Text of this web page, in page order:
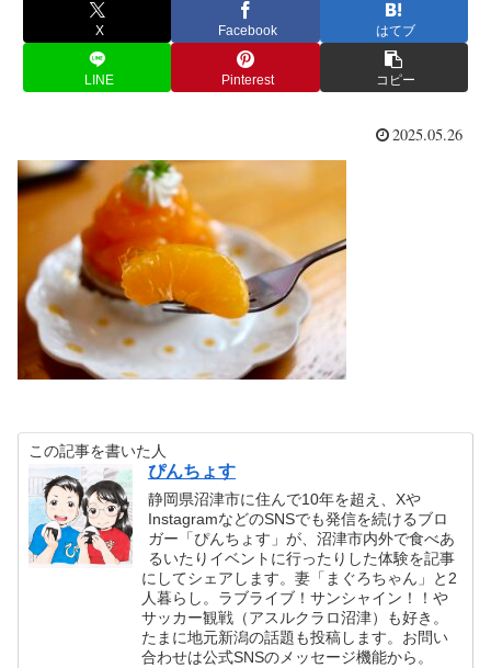
X Facebook はてブ
LINE Pinterest コピー
2025.05.26
この記事を書いた人
ぴんちょす
静岡県沼津市に住んで10年を超え、Xや
InstagramなどのSNSでも発信を続けるブロ
ガー「ぴんちょす」が、沼津市内外で食べあ
るいたりイベントに行ったりした体験を記事
にしてシェアします。妻「まぐろちゃん」と2
人暮らし。ラブライブ！サンシャイン！！や
サッカー観戦（アスルクラロ沼津）も好き。
たまに地元新潟の話題も投稿します。お問い
合わせは公式SNSのメッセージ機能から。